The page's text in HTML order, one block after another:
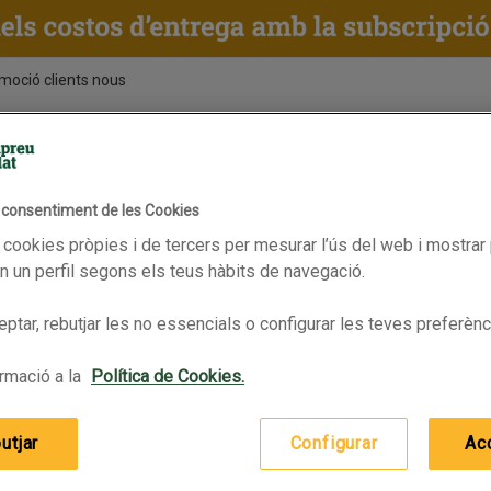
clients nous
de les Cookies
pròpies i de tercers per mesurar l’ús del web i
un perfil segons els teus hàbits de navegació.
rebutjar les no essencials o configurar les teves
a la Política de Cookies.
Configurar